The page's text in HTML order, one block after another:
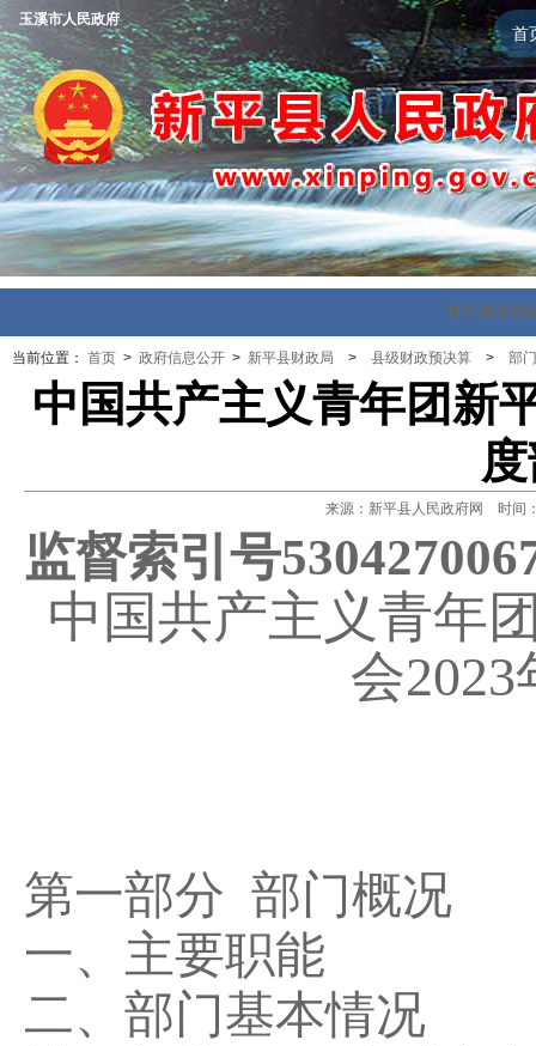
首
玉溪市人民政府
首页 政府信
当前位置： 首页 > 政府信息公开 > 新平县财政局 > 县级财政预决算 > 部
中国共产主义青年团新
来源：新平县人民政府网 时间
监督索引号
中国共产主义青年
会2023
第一部分 部门概况
一、主要职能
二、部门基本情况